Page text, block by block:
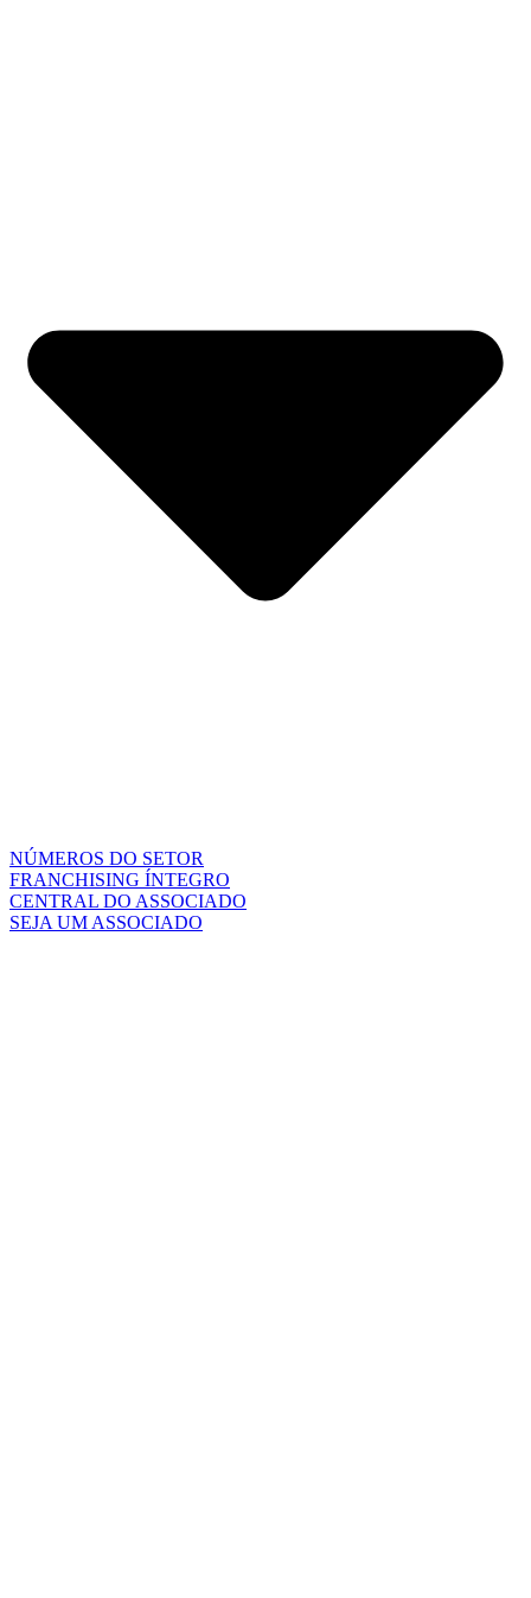
NÚMEROS DO SETOR
FRANCHISING ÍNTEGRO
CENTRAL DO ASSOCIADO
SEJA UM ASSOCIADO